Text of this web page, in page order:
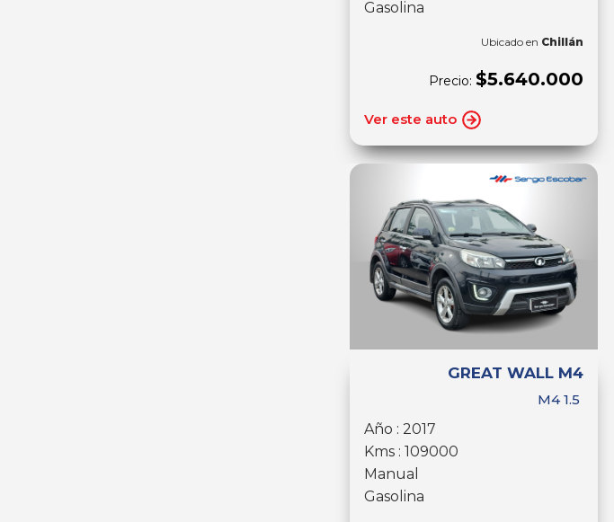
Gasolina
Ubicado en Chillán
Precio: $5.640.000
Ver este auto
GREAT WALL M4
M4 1.5
Año : 2017
Kms : 109000
Manual
Gasolina